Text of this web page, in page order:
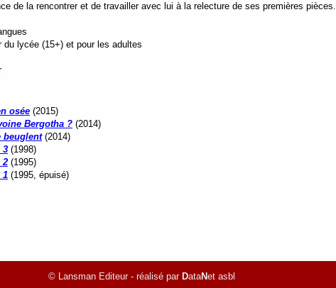
de la rencontrer et de travailler avec lui à la relecture de ses premières pièces.
lycée (15+) et pour les adultes
osée (2015)
Bergotha ? (2014)
beuglent(2014)
3 (1998)
2 (1995)
1 (1995, épuisé)
© Lansman Editeur - réalisé par DataNet asbl